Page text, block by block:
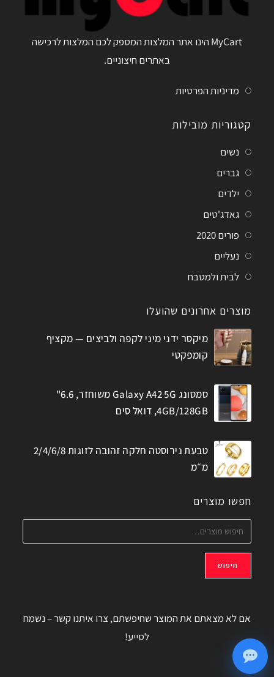
MyCart הינו אתר המלצות המספק לכם המלצות לרכישה
באתרים חיצוניים.
מדיניות הפרטיות
קטגוריות מובילות
נשים
גברים
ילדים
גאדג'טים
פורים 2020
נעליים
לבית ולמטבח
מוצרים אחרונים שהועלו
מיקסר ידני מיני לקפה ולביצים — מקציף
קומפקטי
סמסונג Galaxy A42 5G משוחזר, 6.6"
4GB/128GB, דואל סים
טבעת נירוסטה חלקה זהובה לזוגות 2/4/6/8
מ״מ
חפשו מוצרים
חיפוש
אם לא מצאתם את המוצר שחיפשתם, צרו איתנו קשר – נשמח
לסייע!